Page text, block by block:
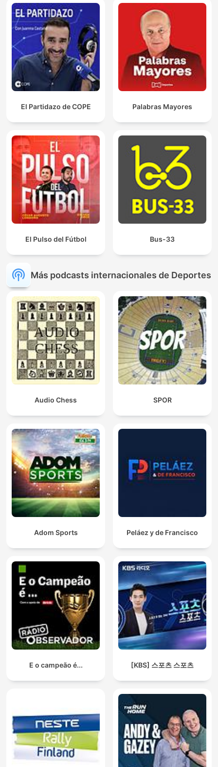
El Partidazo de COPE Palabras Mayores
El Pulso del Fútbol Bus-33
Más podcasts internacionales de Deportes
Audio Chess SPOR
Adom Sports Peláez y de Francisco
E o campeão é... [KBS] 스포츠 스포츠